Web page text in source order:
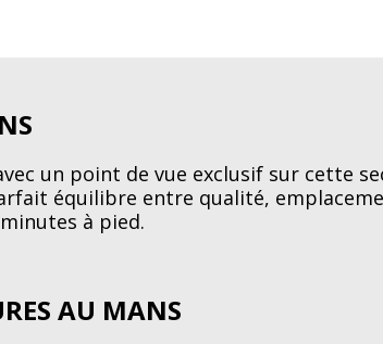
un point de vue exclusif sur cette
équilibre entre qualité,
à pied.
AU MANS